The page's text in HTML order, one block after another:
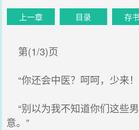
上一章 目录 存
第(1/3)页
“你还会中医？呵呵，少来！
“别以为我不知道你们这些
意。”